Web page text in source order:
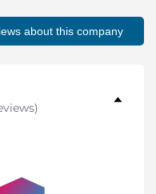
about this company
)